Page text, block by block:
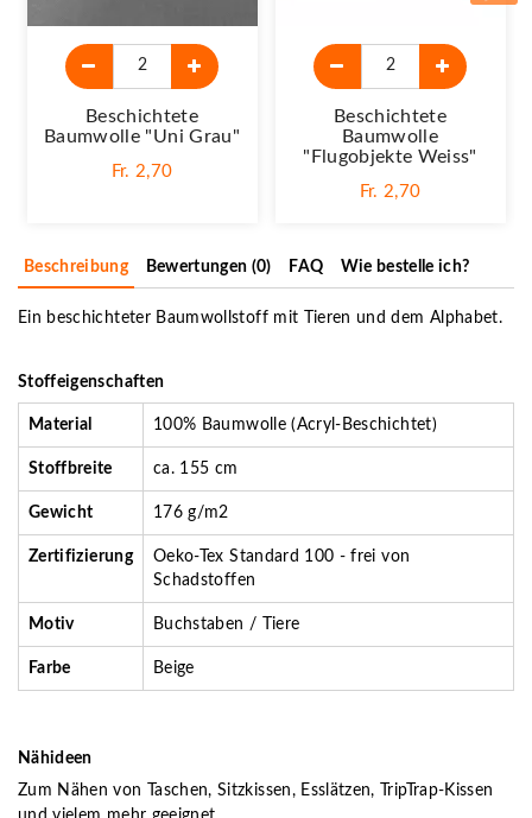
Beschichtete
Baumwolle "Uni Grau"
Fr. 2,70
Beschichtete
Baumwolle
"Flugobjekte Weiss"
Fr. 2,70
Beschreibung Bewertungen (0) FAQ Wie bestelle ich?
Ein beschichteter Baumwollstoff mit Tieren und dem Alphabet.
Stoffeigenschaften
Material 100% Baumwolle (Acryl-Beschichtet)
Stoffbreite ca. 155 cm
Gewicht 176 g/m2
Zertifizierung
Oeko-Tex Standard 100 - frei von
Schadstoffen
Motiv Buchstaben / Tiere
Farbe Beige
Nähideen
Zum Nähen von Taschen, Sitzkissen, Esslätzen, TripTrap-Kissen